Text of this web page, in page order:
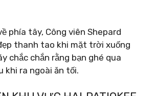
phía tây, Công viên Shepard
thanh tao khi mặt trời xuống
chắc chắn rằng bạn ghé qua
khi ra ngoài ăn tối.